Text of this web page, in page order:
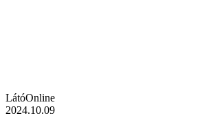
LátóOnline
2024.10.09